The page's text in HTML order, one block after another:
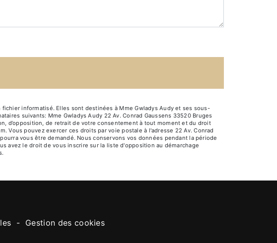
informatisé. Elles sont destinées à Mme Gwladys Audy et ses sous-
suivants: Mme Gwladys Audy 22 Av. Conrad Gaussens 33520 Bruges
d’opposition, de retrait de votre consentement à tout moment et du droit
Vous pouvez exercer ces droits par voie postale à l'adresse 22 Av. Conrad
vous être demandé. Nous conservons vos données pendant la période
avez le droit de vous inscrire sur la liste d'opposition au démarchage
- Gestion des cookies